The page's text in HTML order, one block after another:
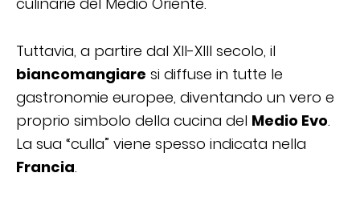
Tuttavia, a partire dal XII-XIII secolo, il
biancomangiare si diffuse in tutte le
gastronomie europee, diventando un vero e
proprio simbolo della cucina del Medio Evo.
La sua “culla” viene spesso indicata nella
Francia.